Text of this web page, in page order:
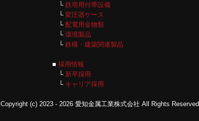
└ 鉄塔用付帯設備
└ 変圧器ケース
└ 配電用金物類
└ 環境製品
└ 鉄構・建築関連製品
■ 採用情報
└ 新卒採用
└ キャリア採用
Copyright (c) 2023 - 2026 愛知金属工業株式会社 All Rights Reserved.